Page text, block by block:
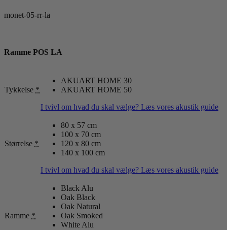
monet-05-rr-la
Ramme POS LA
Tykkelse *
AKUART HOME 30
AKUART HOME 50
I tvivl om hvad du skal vælge? Læs vores akustik guide
Størrelse *
80 x 57 cm
100 x 70 cm
120 x 80 cm
140 x 100 cm
I tvivl om hvad du skal vælge? Læs vores akustik guide
Ramme *
Black Alu
Oak Black
Oak Natural
Oak Smoked
White Alu